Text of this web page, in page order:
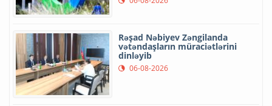
Rəşad Nəbiyev Zəngilanda
vətəndaşların müraciətlərini
dinləyib
06-08-2026